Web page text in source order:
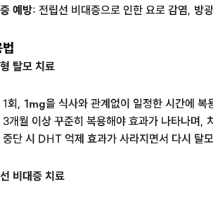
예방: 전립선 비대증으로 인한 요로 감염, 방
탈모 치료
회, 1mg을 식사와 관계없이 일정한 시간에 복
3개월 이상 꾸준히 복용해야 효과가 나타나며,
중단 시 DHT 억제 효과가 사라지면서 다시 탈
비대증 치료